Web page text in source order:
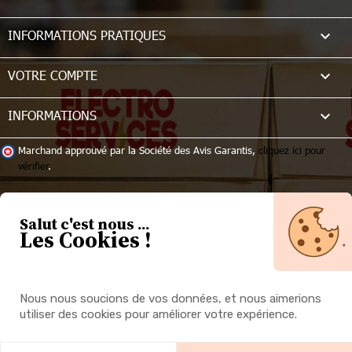
INFORMATIONS PRATIQUES 
VOTRE COMPTE 
INFORMATIONS keyboard_arrow_down
Salut c'est nous ...
Les Cookies !
Nous nous soucions de vos données, et nous aimerions
utiliser des cookies pour améliorer votre expérience.
Marchand approuvé par la Société des Avis Garantis, cliquez ici pour
vérifier.
© 2026 - Electro Services | Une réalisation Mobytic